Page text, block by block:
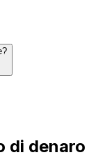
di denaro